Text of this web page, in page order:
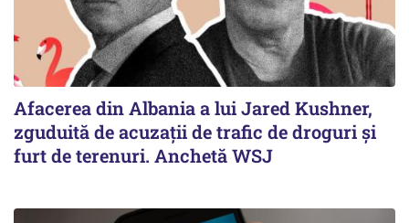
Afacerea din Albania a lui Jared Kushner,
zguduită de acuzații de trafic de droguri și
furt de terenuri. Anchetă WSJ